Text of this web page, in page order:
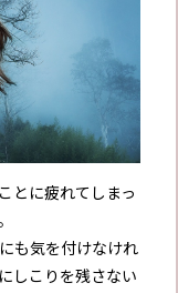
とに疲れてしまっ
も気を付けなけれ
しこりを残さない